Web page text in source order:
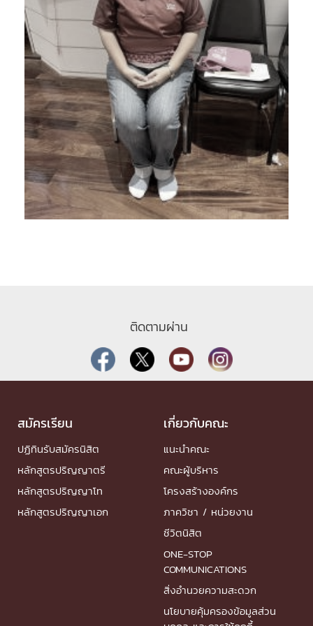
ติดตามผ่าน
สมัครเรียน
ปฏิทินรับสมัครนิสิต
หลักสูตรปริญญาตรี
หลักสูตรปริญญาโท
หลักสูตรปริญญาเอก
เกี่ยวกับคณะ
แนะนำคณะ
คณะผู้บริหาร
โครงสร้างองค์กร
ภาควิชา / หน่วยงาน
ชีวิตนิสิต
ONE-STOP
COMMUNICATIONS
สิ่งอำนวยความสะดวก
นโยบายคุ้มครองข้อมูลส่วน